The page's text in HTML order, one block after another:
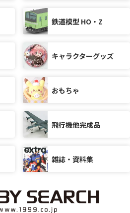
鉄道模型 HO・Z
キャラクターグッズ
おもちゃ
飛行機他完成品
雑誌・資料集